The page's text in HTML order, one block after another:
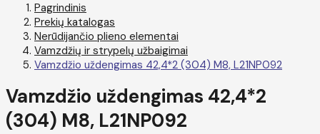
Pagrindinis
Prekių katalogas
Nerūdijančio plieno elementai
Vamzdžių ir strypelų užbaigimai
Vamzdžio uždengimas 42,4*2 (304) M8, L21NP092
Vamzdžio uždengimas 42,4*2
(304) M8, L21NP092